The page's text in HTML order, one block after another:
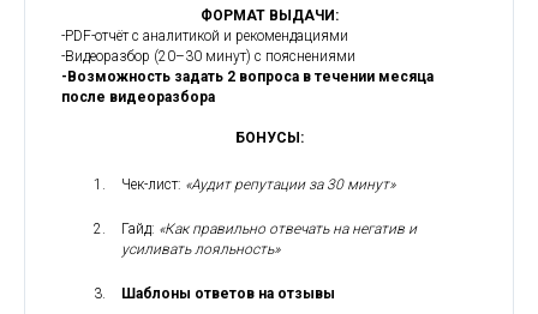
ФОРМАТ ВЫДАЧИ:
-PDF-отчёт с аналитикой и рекомендациями
-Видеоразбор (20–30 минут) с пояснениями
-Возможность задать 2 вопроса в течении месяца
после видеоразбора
БОНУСЫ:
Чек-лист: «Аудит репутации за 30 минут»
Гайд: «Как правильно отвечать на негатив и
усиливать лояльность»
Шаблоны ответов на отзывы